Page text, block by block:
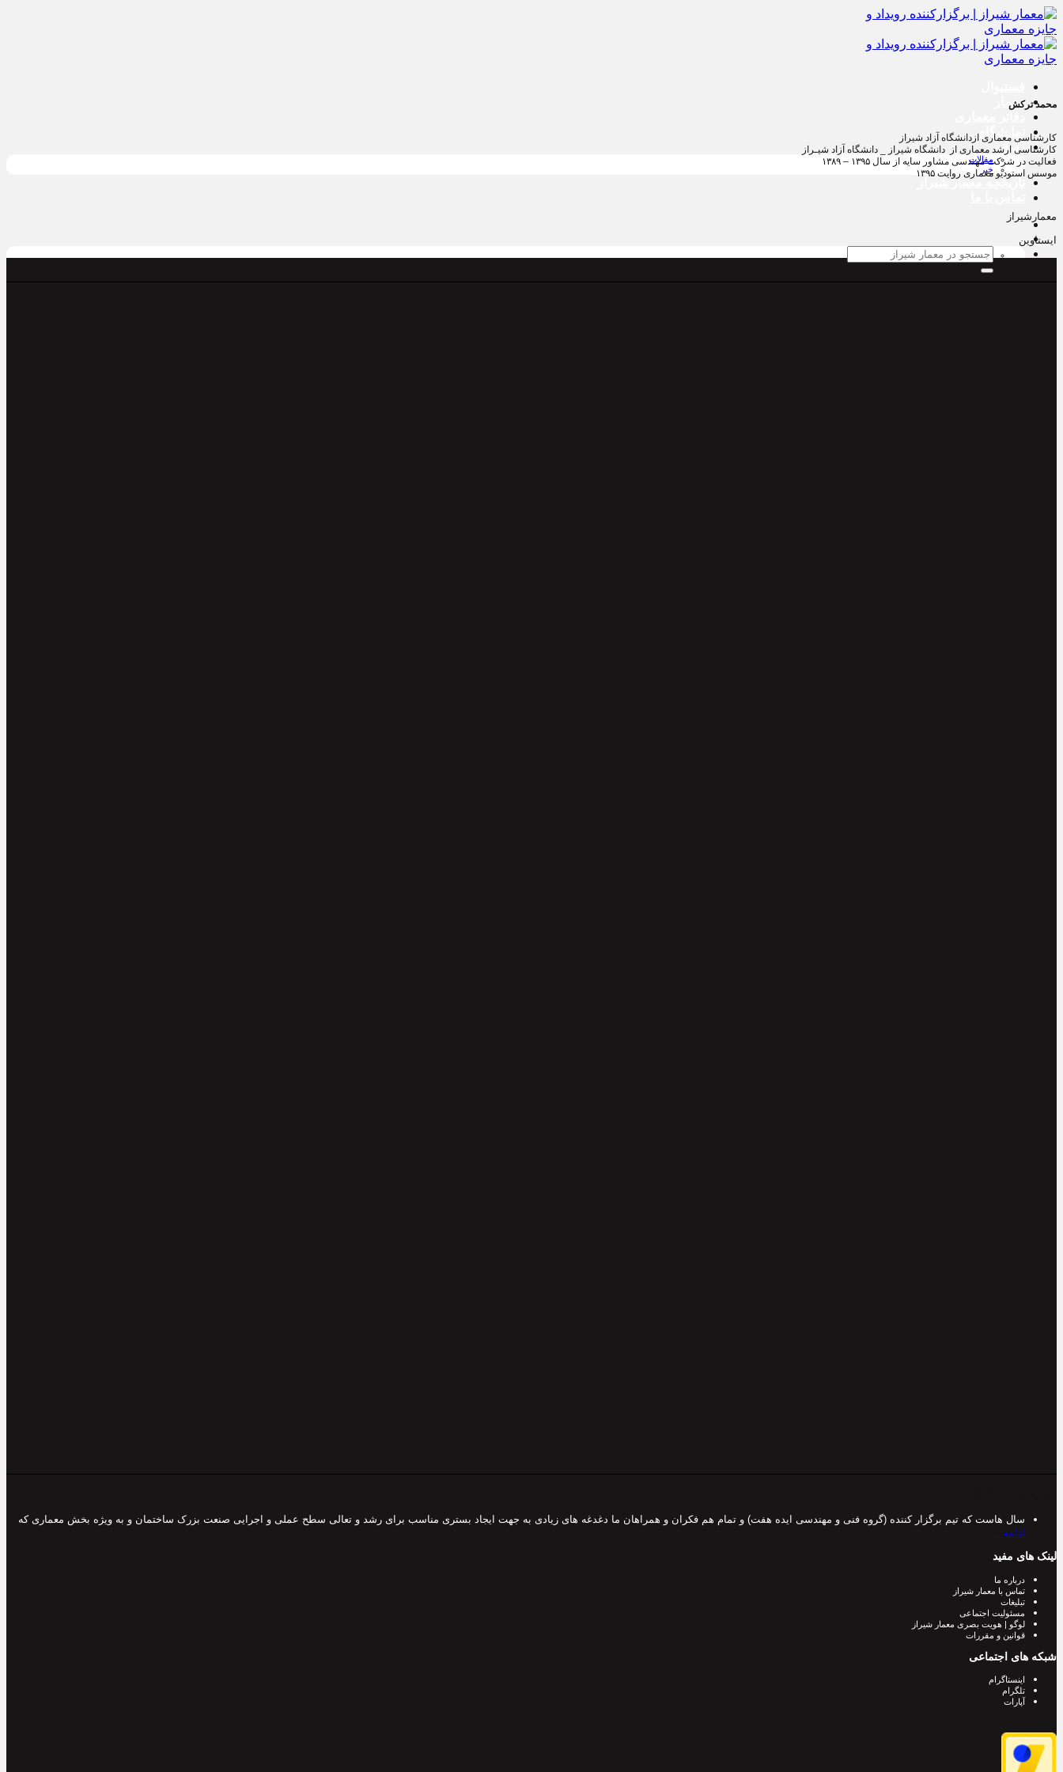
پرش
به
محتوا
معمار
نمایشگاه
رسانه
مقالات
خبر
تاریخچه معمار‌‌ شیراز
جستجو
برای:
محمد ترکش
كارشناسى معمارى ازدانشگاه آزاد شيراز
كارشناسى ارشد معمارى از دانشگاه شيراز _ دانشگاه آزاد شيـراز
فعاليت در شركت مهندسى مشاور سايه از سال ۱۳۹۵ – ۱۳۸۹
موسس استوديو معمارى روايت ۱۳۹۵
معمارشیراز
ایستاوین
سال هاست که تیم برگزار کننده (گروه فنی و مهندسی ایده هفت) و تمام هم فکران و همراهان ما دغدغه های زیادی به جهت ایجاد بستری مناسب برای رشد و تعالی سطح عملی و اجرایی صنعت بزرک ساختمان و به ویژه بخش معماری که
ادامه ..
لینک های مفید
درباره ما
تماس با معمار شیراز
تبلیغات
مسئولیت اجتماعی
لوگو | هویت بصری معمار شیراز
قوانین و مقررات
شبکه های اجتماعی
اینستاگرام
تلگرام
آپارات